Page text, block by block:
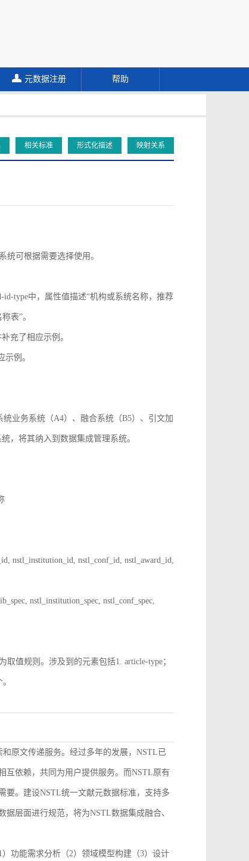
元数据注册 帮助
相关标准 形式化描述 映射关系
统可根据需要选择使用。
id-type中，属性值描述“机构或系统名称，推荐
表”。
充了相应示例。
示例。
业务系统（A4）、融合系统（B5）、引文加
，将其纳入到数据集成管理系统。
nstl_institution_id, nstl_conf_id, nstl_award_id,
nstl_institution_spec, nstl_conf_spec,
值规则。涉及到的元素包括1. article-type；
原文传递服务。经过多年的发展，NSTL已
互依赖，共同为用户提供服务。而NSTL原有
要。建设NSTL统一文献元数据标准，支持多
层面进行规范，将为NSTL数据集成融合、
功能需求分析（2）领域模型构建（3）设计